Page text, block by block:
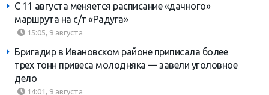
С 11 августа меняется расписание «дачного»
маршрута на с/т «Радуга»
15:05, 9 августа
Бригадир в Ивановском районе приписала более
трех тонн привеса молодняка — завели уголовное
дело
14:01, 9 августа